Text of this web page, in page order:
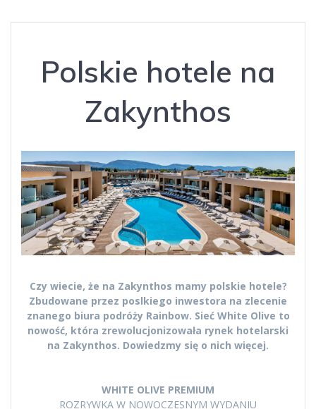
Polskie hotele na
Zakynthos
Czy wiecie, że na Zakynthos mamy polskie hotele?
Zbudowane przez poslkiego inwestora na zlecenie
znanego biura podróży Rainbow. Sieć White Olive to
nowość, która zrewolucjonizowała rynek hotelarski
na Zakynthos. Dowiedzmy się o nich więcej.
WHITE OLIVE PREMIUM
ROZRYWKA W NOWOCZESNYM WYDANIU